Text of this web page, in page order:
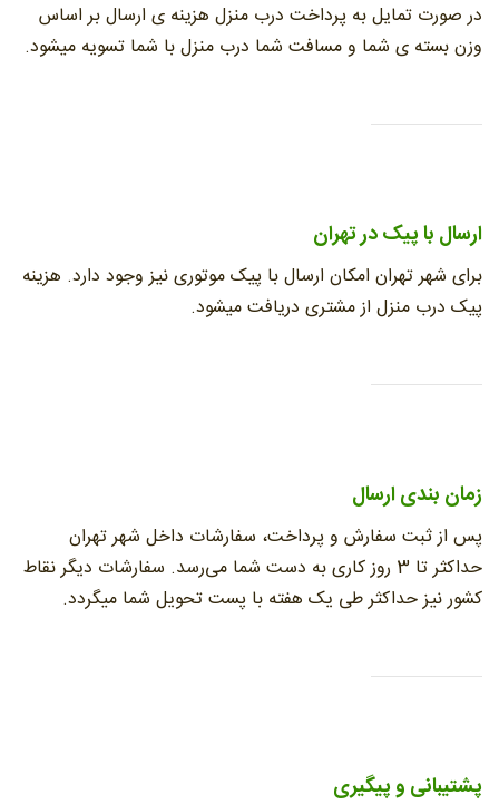
در صورت تمایل به پرداخت درب منزل هزینه ی ارسال بر اساس
وزن بسته ی شما و مسافت شما درب منزل با شما تسویه میشود.
ارسال با پیک در تهران
برای شهر تهران امکان ارسال با پیک موتوری نیز وجود دارد. هزینه
پیک درب منزل از مشتری دریافت میشود.
زمان بندی ارسال
پس از ثبت سفارش و پرداخت، سفارشات داخل شهر تهران
حداکثر تا 3 روز کاری به دست شما می‌رسد. سفارشات دیگر نقاط
کشور نیز حداکثر طی یک هفته با پست تحویل شما میگردد.
پشتیبانی و پیگیری